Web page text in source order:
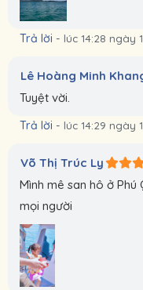
Trả lời - lúc 14:28 ngày
Lê Hoàng Minh
Tuyệt vời.
Trả lời - lúc 14:29 ngày
Võ Thị Trúc Ly
Mình mê san hô ở
mọi người